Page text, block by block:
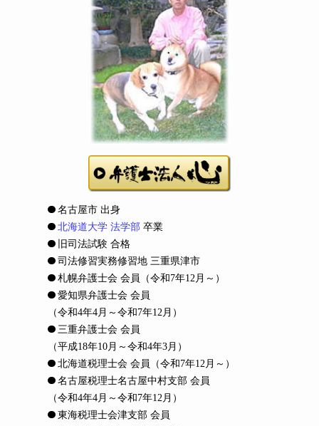
名古屋市 出身
北海道大学 法学部 卒業
旧司法試験 合格
司法修習実務修習地 三重県津市
札幌弁護士会 会員
（令和7年12月～）
愛知県弁護士会 会員
（令和4年4月～令和7年12月）
三重弁護士会 会員
（平成18年10月～令和4年3月）
北海道税理士会 会員
（令和7年12月～）
名古屋税理士名古屋中村支部 会員
（令和4年4月～令和7年12月）
東海税理士会津支部 会員